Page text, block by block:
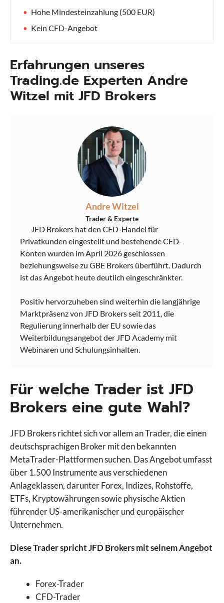
Hohe Mindesteinzahlung (500 EUR)
Kein CFD-Angebot
Erfahrungen unseres
Trading.de Experten Andre
Witzel mit JFD Brokers
Andre Witzel
Trader & Experte
JFD Brokers hat den CFD-Handel für
Privatkunden eingestellt und bestehende CFD-
Konten wurden im April 2026 geschlossen
beziehungsweise zu GBE Brokers überführt. Dadurch
ist das Angebot heute deutlich eingeschränkter.
Positiv hervorzuheben sind weiterhin die langjährige
Marktpräsenz von JFD Brokers seit 2011, die
Regulierung innerhalb der EU sowie das
Weiterbildungsangebot der JFD Academy mit
Webinaren und Schulungsinhalten.
Für welche Trader ist JFD
Brokers eine gute Wahl?
JFD Brokers richtet sich vor allem an Trader, die einen
deutschsprachigen Broker mit den bekannten
MetaTrader-Plattformen suchen. Das Angebot umfasst
über 1.500 Instrumente aus verschiedenen
Anlageklassen, darunter Forex, Indizes, Rohstoffe,
ETFs, Kryptowährungen sowie physische Aktien
führender US-amerikanischer und europäischer
Unternehmen.
Diese Trader spricht JFD Brokers mit seinem Angebot
an.
Forex-Trader
CFD-Trader